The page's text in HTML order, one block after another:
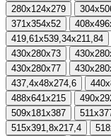
280x124x279
371x354x52
419,61x539,34x211,84
430x280x73
430x280x77
437,4x48x274,6
488x641x215
509x181x387
515x391,8x217,4